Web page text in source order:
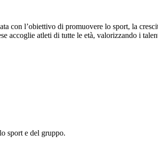
con l’obiettivo di promuovere lo sport, la
accoglie atleti di tutte le età, valorizzando i
sport e del gruppo.